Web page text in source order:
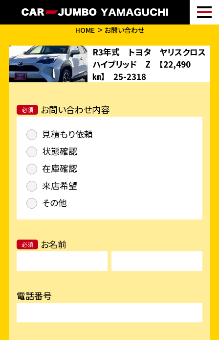
HOME お問い合わせ
R3年式 トヨタ ヤリスクロス
ハイブリッド Z 【22,490
㎞】 25-2318
必須
お問い合わせ内容
見積もり依頼
状態確認
在庫確認
来店希望
その他
必須 お名前
電話番号